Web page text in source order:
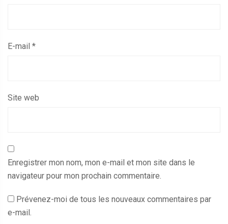
E-mail *
Site web
Enregistrer mon nom, mon e-mail et mon site dans le
navigateur pour mon prochain commentaire.
Prévenez-moi de tous les nouveaux commentaires par
e-mail.